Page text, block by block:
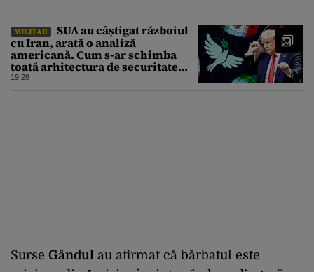
MILITAR
SUA au câștigat războiul
cu Iran, arată o analiză
americană. Cum s-ar schimba
toată arhitectura de securitate
din Orientul Mijlociu
19:28
Surse Gândul au afirmat că bărbatul este